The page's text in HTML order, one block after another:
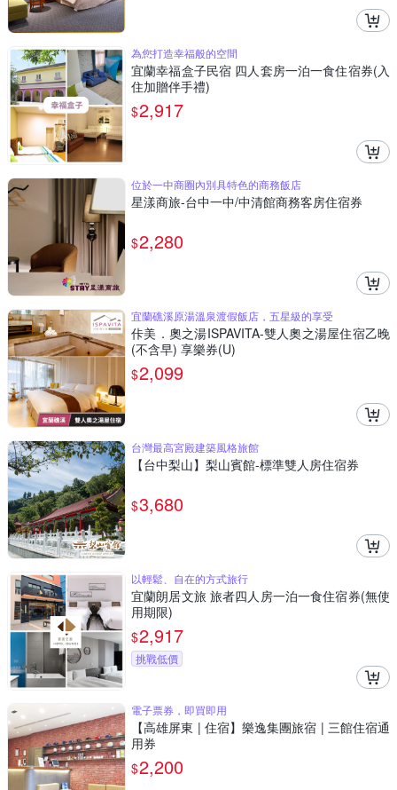
為您打造幸福般的空間
宜蘭幸福盒子民宿 四人套房一泊一食住宿券(入
住加贈伴手禮)
$2,917
位於一中商圈內別具特色的商務飯店
星漾商旅-台中一中/中清館商務客房住宿券
$2,280
宜蘭礁溪原湯溫泉渡假飯店，五星級的享受
佧美．奧之湯ISPAVITA-雙人奧之湯屋住宿乙晚
(不含早) 享樂券(U)
$2,099
台灣最高宮殿建築風格旅館
【台中梨山】梨山賓館-標準雙人房住宿券
$3,680
以輕鬆、自在的方式旅行
宜蘭朗居文旅 旅者四人房一泊一食住宿券(無使
用期限)
$2,917
挑戰低價
電子票券，即買即用
【高雄屏東 | 住宿】樂逸集團旅宿 | 三館住宿通
用券
$2,200